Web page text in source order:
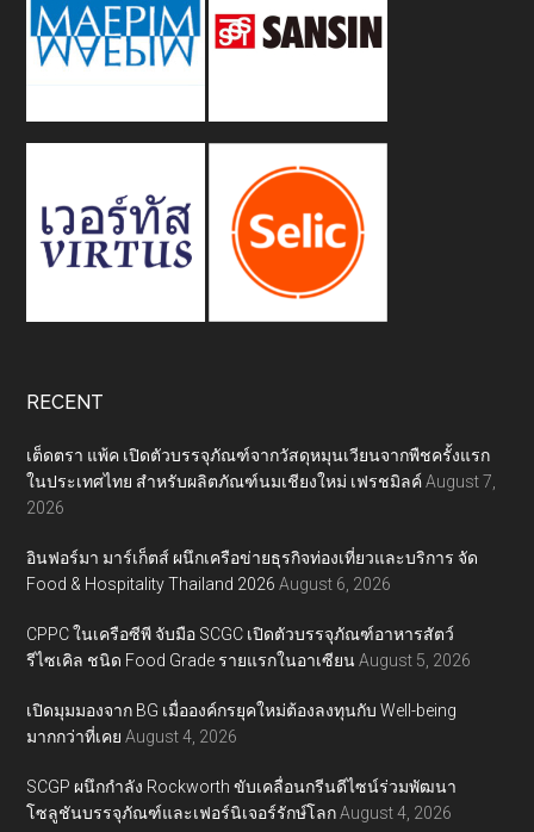
RECENT
เต็ดตรา แพ้ค เปิดตัวบรรจุภัณฑ์จากวัสดุหมุนเวียนจากพืชครั้งแรก
ในประเทศไทย สำหรับผลิตภัณฑ์นมเชียงใหม่ เฟรชมิลค์ August 7,
2026
อินฟอร์มา มาร์เก็ตส์ ผนึกเครือข่ายธุรกิจท่องเที่ยวและบริการ จัด
Food & Hospitality Thailand 2026 August 6, 2026
CPPC ในเครือซีพี จับมือ SCGC เปิดตัวบรรจุภัณฑ์อาหารสัตว์
รีไซเคิล ชนิด Food Grade รายแรกในอาเซียน August 5, 2026
เปิดมุมมองจาก BG เมื่อองค์กรยุคใหม่ต้องลงทุนกับ Well-being
มากกว่าที่เคย August 4, 2026
SCGP ผนึกกำลัง Rockworth ขับเคลื่อนกรีนดีไซน์ร่วมพัฒนา
โซลูชันบรรจุภัณฑ์และเฟอร์นิเจอร์รักษ์โลก August 4, 2026